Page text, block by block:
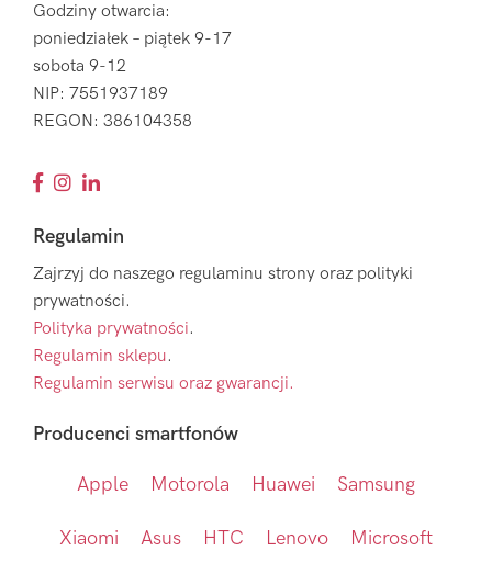
Godziny otwarcia:
poniedziałek – piątek 9-17
sobota 9-12
NIP: 7551937189
REGON: 386104358
Regulamin
Zajrzyj do naszego regulaminu strony oraz polityki
prywatności.
Polityka prywatności.
Regulamin sklepu.
Regulamin serwisu oraz gwarancji.
Producenci smartfonów
Apple Motorola Huawei Samsung
Xiaomi Asus HTC Lenovo Microsoft